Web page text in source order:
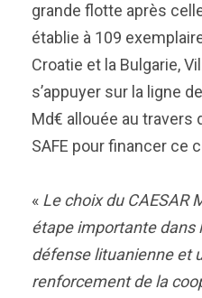
grande flotte après
établie à 109
Croatie et la Bulgarie,
s’appuyer sur la ligne
Md€ allouée au
SAFE pour financer ce
« Le choix du CAESAR
étape importante dans
défense lituanienne et
renforcement de la